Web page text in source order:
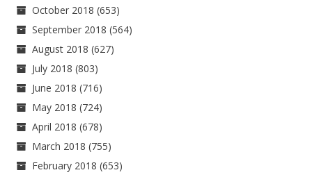
October 2018 (653)
September 2018 (564)
August 2018 (627)
July 2018 (803)
June 2018 (716)
May 2018 (724)
April 2018 (678)
March 2018 (755)
February 2018 (653)